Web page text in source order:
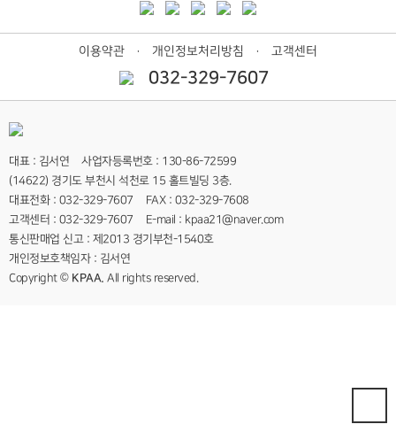
이용약관 ㆍ 개인정보처리방침 ㆍ 고객센터
032-329-7607
대표 : 김서연 사업자등록번호 : 130-86-72599
(14622) 경기도 부천시 석천로 15 홀트빌딩 3층.
대표전화 : 032-329-7607 FAX : 032-329-7608
고객센터 : 032-329-7607 E-mail : kpaa21@naver.com
통신판매업 신고 : 제2013 경기부천-1540호
개인정보호책임자 : 김서연
Copyright © KPAA. All rights reserved.